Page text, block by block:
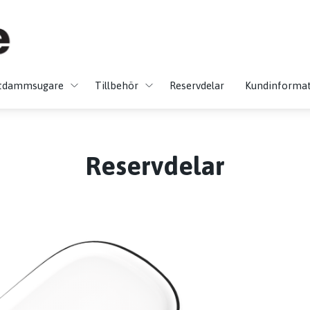
Tillbehör Reservdelar
Reservdelar